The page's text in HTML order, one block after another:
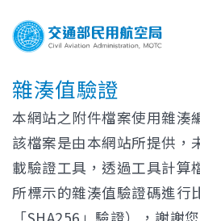
雜湊值驗證
本網站之附件檔案使用雜湊
該檔案是由本網站所提供，
載驗證工具，透過工具計算
所標示的雜湊值驗證碼進行